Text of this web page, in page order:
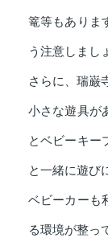
篭等もありま
う注意しまし
さらに、瑞巌
小さな遊具が
とベビーキー
と一緒に遊び
ベビーカーも
る環境が整っ